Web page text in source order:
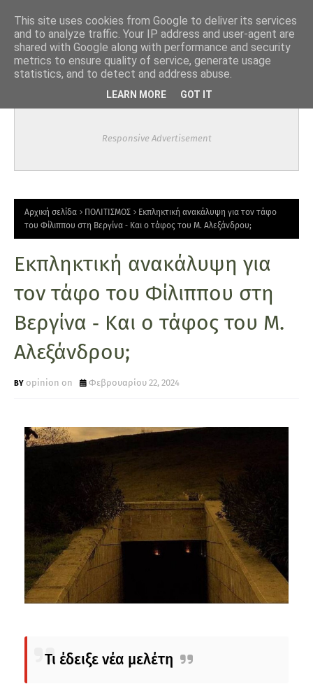
Responsive Advertisement
Αρχική σελίδα ΠΟΛΙΤΙΣΜΟΣ
Εκπληκτική ανακάλυψη για τον τάφο
του Φίλιππου στη Βεργίνα ‑ Και ο τάφος του Μ. Αλεξάνδρου;
Εκπληκτική ανακάλυψη για
τον τάφο του Φίλιππου στη
Βεργίνα ‑ Και ο τάφος του Μ.
Αλεξάνδρου;
opinion on Φεβρουαρίου 22, 2024
Τι έδειξε νέα μελέτη
This site uses cookies from Google to deliver its services
and to analyze traffic. Your IP address and user-agent are
shared with Google along with performance and security
metrics to ensure quality of service, generate usage
statistics, and to detect and address abuse.
LEARN MORE GOT IT